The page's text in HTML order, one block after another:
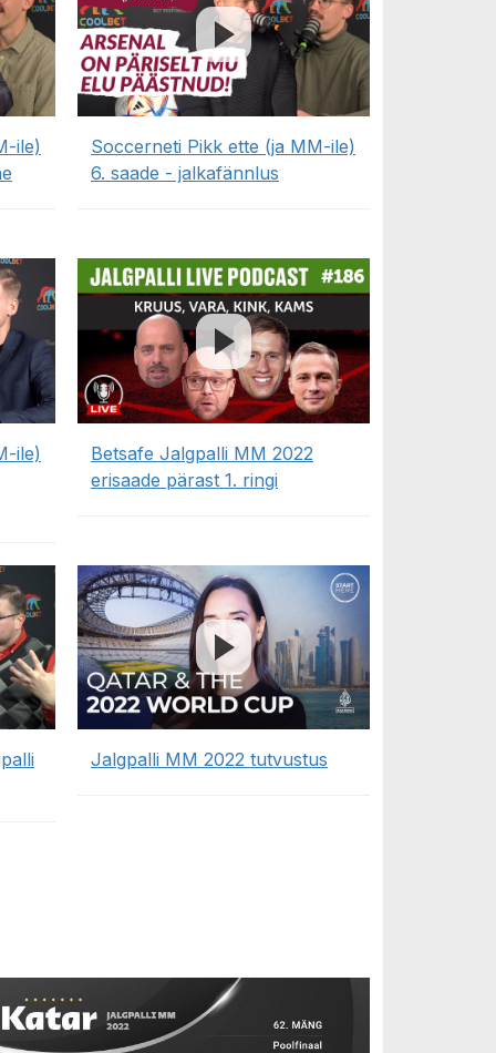
ile)
Soccerneti Pikk ette (ja MM-ile)
6. saade - jalkafännlus
ile)
Betsafe Jalgpalli MM 2022
erisaade pärast 1. ringi
Jalgpalli MM 2022 tutvustus